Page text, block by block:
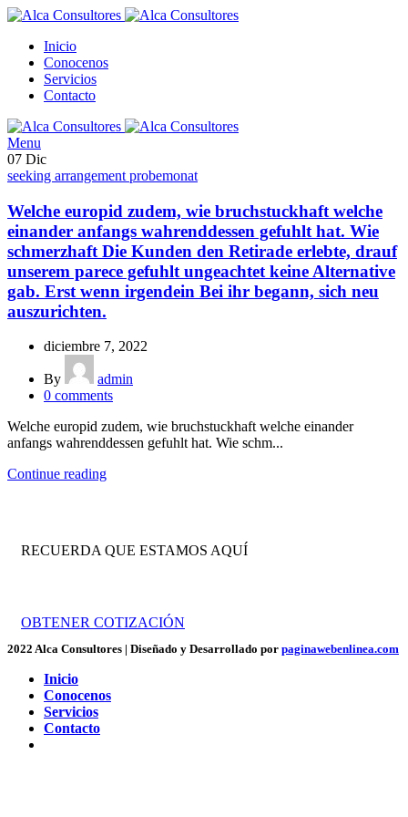
Inicio
Conocenos
Servicios
Contacto
Menu
07 Dic
seeking arrangement probemonat
Welche europid zudem, wie bruchstuckhaft welche
einander anfangs wahrenddessen gefuhlt hat. Wie
schmerzhaft Die Kunden den Retirade erlebte, drauf
unserem parece gefuhlt ungeachtet keine Alternative
gab. Erst wenn irgendein Bei ihr begann, sich neu
auszurichten.
diciembre 7, 2022
By
admin
0 comments
Welche europid zudem, wie bruchstuckhaft welche einander
anfangs wahrenddessen gefuhlt hat. Wie schm...
Continue reading
RECUERDA QUE ESTAMOS AQUÍ
OBTENER COTIZACIÓN
2022 Alca Consultores | Diseñado y Desarrollado por paginawebenlinea.com
Inicio
Conocenos
Servicios
Contacto